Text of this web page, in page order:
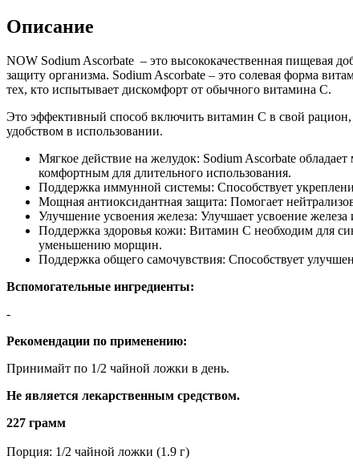
Описание
NOW Sodium Ascorbate – это высококачественная пищевая
защиту организма. Sodium Ascorbate – это солевая форма
тех, кто испытывает дискомфорт от обычного витамина C.
Это эффективный способ включить витамин C в свой
удобством в использовании.
Мягкое действие на желудок: Sodium Ascorbate
комфортным для длительного использования.
Поддержка иммунной системы: Способствует
Мощная антиоксидантная защита: Помогает
Улучшение усвоения железа: Улучшает усвоение
Поддержка здоровья кожи: Витамин C необходим для
уменьшению морщин.
Поддержка общего самочувствия: Способствует
Вспомогательные ингредиенты:
-
Рекомендации по применению:
Принимайт по 1/2 чайной ложки в день.
Не является лекарственным средством.
227 грамм
Порция: 1/2 чайной ложки (1.9 г)